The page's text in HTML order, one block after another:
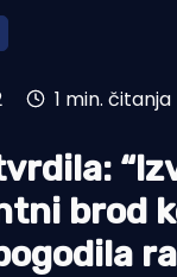
1 min. čitanja
brod